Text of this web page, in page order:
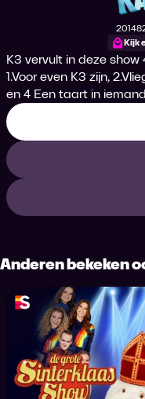
2014
Kijk
K3 vervult in deze
1.Voor even K3 zijn,
en 4 Een taart in
Anderen bekeken
De Grote